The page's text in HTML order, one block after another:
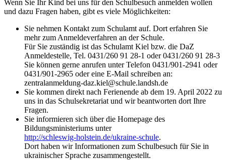
Wenn Sie Ihr Kind bei uns für den Schulbesuch anmelden wollen
und dazu Fragen haben, gibt es viele Möglichkeiten:
Sie nehmen Kontakt zum Schulamt auf. Dort erfahren Sie
mehr zum Anmeldeverfahren an der Schule.
Für Sie zuständig ist das Schulamt Kiel bzw. die DaZ
Anmeldestelle, Tel. 0431/260 91 28-1 oder 0431/260 91 28-3
Sie können gerne anrufen unter Telefon 0431/901-2941 oder
0431/901-2965 oder eine E-Mail schreiben an:
zentralanmeldung-daz.kiel@schule.landsh.de
Sie kommen direkt nach Ferienende ab dem 19. April 2022 zu
uns in das Schulsekretariat und wir beantworten dort Ihre
Fragen.
Sie informieren sich über die Homepage des
Bildungsministeriums unter
http://schleswig-holstein.de/ukraine-schule.
Dort haben wir Informationen zum Schulbesuch für Sie in
ukrainischer Sprache zusammengestellt.